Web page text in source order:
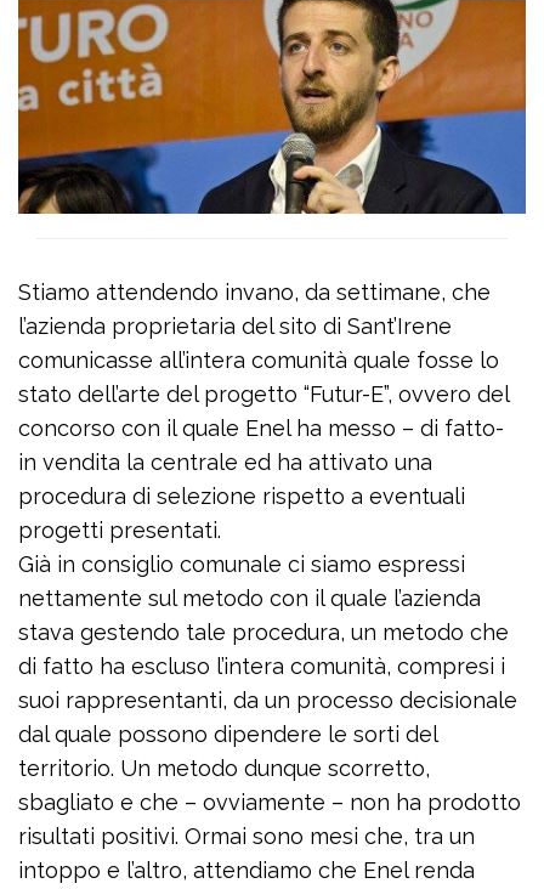
Stiamo attendendo invano, da settimane, che
l’azienda proprietaria del sito di Sant’Irene
comunicasse all’intera comunità quale fosse lo
stato dell’arte del progetto “Futur-E”, ovvero del
concorso con il quale Enel ha messo – di fatto-
in vendita la centrale ed ha attivato una
procedura di selezione rispetto a eventuali
progetti presentati.
Già in consiglio comunale ci siamo espressi
nettamente sul metodo con il quale l’azienda
stava gestendo tale procedura, un metodo che
di fatto ha escluso l’intera comunità, compresi i
suoi rappresentanti, da un processo decisionale
dal quale possono dipendere le sorti del
territorio. Un metodo dunque scorretto,
sbagliato e che – ovviamente – non ha prodotto
risultati positivi. Ormai sono mesi che, tra un
intoppo e l’altro, attendiamo che Enel renda